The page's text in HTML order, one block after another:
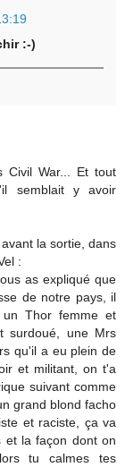
:-)
Civil War... Et tout
semblait y avoir
la sortie, dans
:
as expliqué que
de notre pays, il
Thor femme et
surdoué, une Mrs
qu'il a eu plein de
et militant, on t'a
suivant comme
grand blond facho
et raciste, ça va
et la façon dont on
tu calmes tes